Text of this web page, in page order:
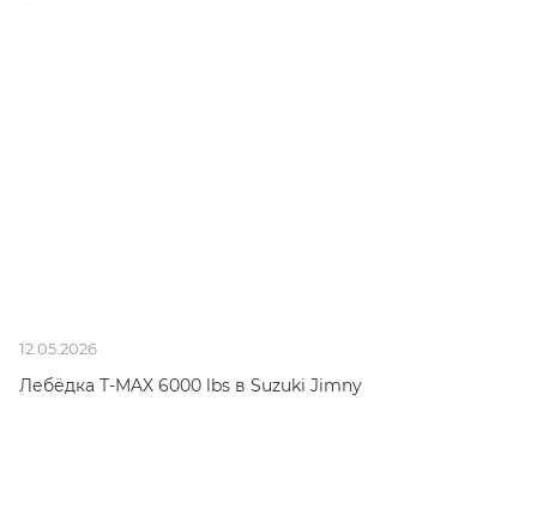
12.05.2026
Лебёдка T-MAX 6000 lbs в Suzuki Jimny